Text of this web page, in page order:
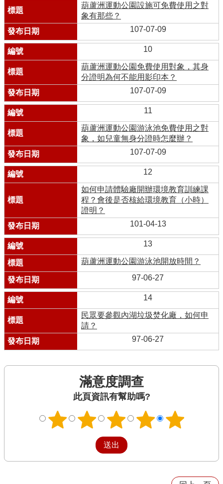
葫蘆洲運動公園設施可免費使用之對
象有那些？
107-07-09
10
葫蘆洲運動公園免費使用對象，其身
分證明為何不能用影印本？
107-07-09
11
葫蘆洲運動公園游泳池免費使用之對
象，如兒童無身分證時怎麼辦？
107-07-09
12
如何申請體驗廠開辦環境教育訓練課
程？會後是否核給環境教育（小時）
證明？
101-04-13
13
葫蘆洲運動公園游泳池開放時間？
97-06-27
14
民眾要參觀內湖垃圾焚化廠，如何申
請？
97-06-27
滿意度調查
此頁資訊有幫助嗎?